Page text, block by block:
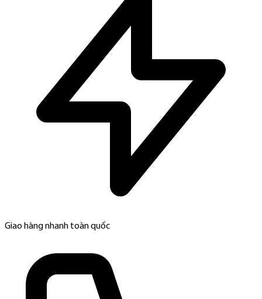
Giao hàng nhanh toàn quốc